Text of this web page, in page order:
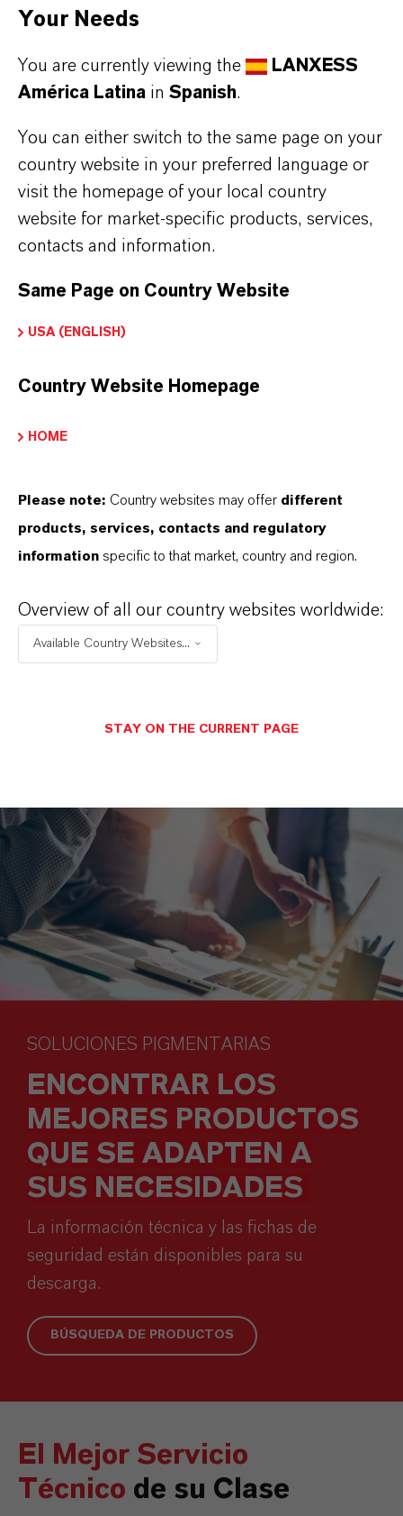
específicos.
Sepa cómo nuestros pigmentos aportan
valor añadido a su aplicación específica.
TONER
BATERIAS
REFRACTARIO
INORGÁNICOS COMPLEJOS (CICP)
ABONO Y COLORACIÓN DE LAS
SOLUCIONES PIGMENTARIAS
ENCONTRAR LOS
MEJORES PRODUCTOS
QUE SE ADAPTEN A
SUS NECESIDADES
La información técnica y las fichas de
seguridad están disponibles para su
descarga.
BÚSQUEDA DE PRODUCTOS
El Mejor Servicio
Técnico de su Clase
Your Needs
You are currently viewing the
LANXESS
América Latina in Spanish.
You can either switch to the same page on your
country website in your preferred language or
visit the homepage of your local country
website for market-specific products, services,
contacts and information.
Same Page on Country Website
USA (ENGLISH)
Country Website Homepage
HOME
Please note: Country websites may offer different
products, services, contacts and regulatory
information specific to that market, country and region.
Overview of all our country websites worldwide:
Available Country Websites...
STAY ON THE CURRENT PAGE